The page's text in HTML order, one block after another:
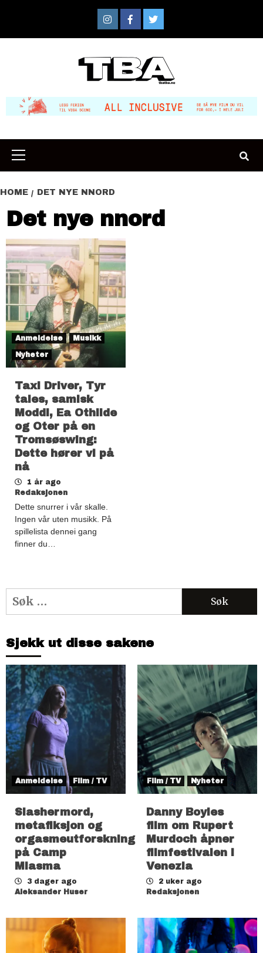
content
InstagramFacebook
Twitter
Primary
Menu
HOME DET NYE NNORD
Det nye nnord
Anmeldelse
Musikk
Nyheter
Taxi Driver, Tyr
tales, samisk
Moddi, Ea Othilde
og Oter på en
Tromsøswing:
Dette hører vi på
nå
1 år ago
Redaksjonen
Dette snurrer i vår skalle.
Ingen vår uten musikk. På
spillelista dennei gang
finner du…
Søk
etter:
Sjekk ut disse sakene
Anmeldelse Film / TV
Slashermord,
metafiksjon og
orgasmeutforskning
på Camp
Miasma
3 dager ago
Aleksander Huser
Film / TV Nyheter
Danny Boyles
film om Rupert
Murdoch åpner
filmfestivalen i
Venezia
2 uker ago
Redaksjonen